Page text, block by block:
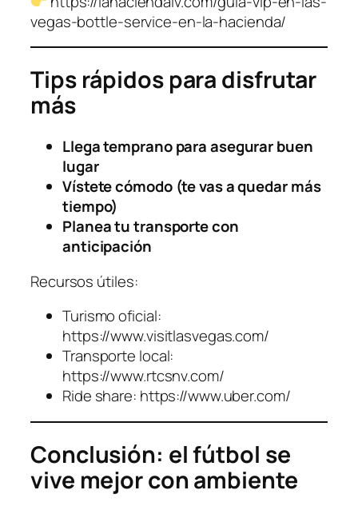
vegas-bottle-service-en-la-hacienda/
Tips rápidos para disfrutar
más
Llega temprano para asegurar buen
lugar
Vístete cómodo (te vas a quedar más
tiempo)
Planea tu transporte con
anticipación
Recursos útiles:
Turismo oficial:
https://www.visitlasvegas.com/
Transporte local:
https://www.rtcsnv.com/
Ride share: https://www.uber.com/
Conclusión: el fútbol se
vive mejor con ambiente